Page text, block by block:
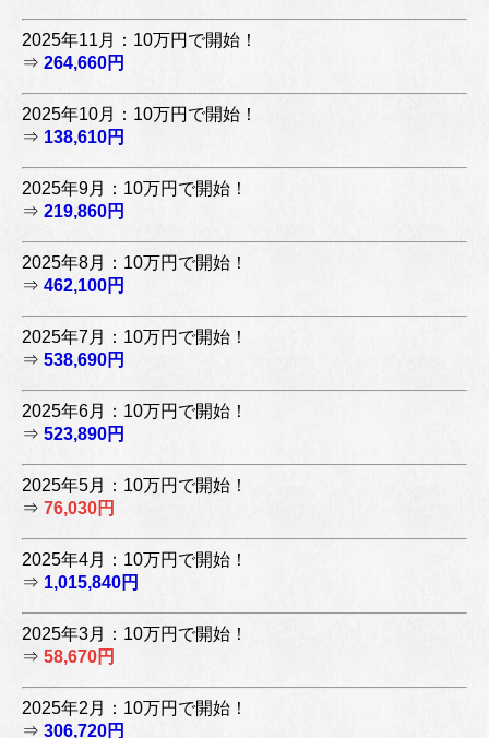
2025年11月：10万円で開始！
⇒ 264,660円
2025年10月：10万円で開始！
⇒ 138,610円
2025年9月：10万円で開始！
⇒ 219,860円
2025年8月：10万円で開始！
⇒ 462,100円
2025年7月：10万円で開始！
⇒ 538,690円
2025年6月：10万円で開始！
⇒ 523,890円
2025年5月：10万円で開始！
⇒ 76,030円
2025年4月：10万円で開始！
⇒ 1,015,840円
2025年3月：10万円で開始！
⇒ 58,670円
2025年2月：10万円で開始！
⇒ 306,720円